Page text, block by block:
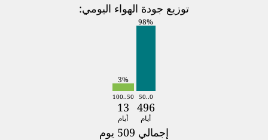
توزيع جودة الهواء اليومي:
98%
3%
0..50
50..100
496
13
أيام أيام
إجمالي 509 يوم